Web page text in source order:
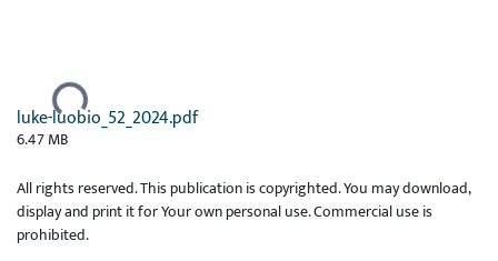
Ladataan...
luke-luobio_52_2024.pdf
6.47 MB
All rights reserved. This publication is copyrighted. You may download,
display and print it for Your own personal use. Commercial use is
prohibited.